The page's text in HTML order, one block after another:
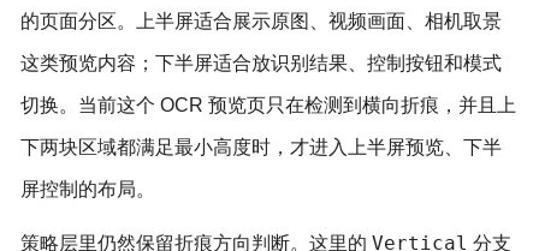
的页面分区。上半屏适合展示原图、视频画面、相机取景
这类预览内容；下半屏适合放识别结果、控制按钮和模式
切换。当前这个 OCR 预览页只在检测到横向折痕，并且上
下两块区域都满足最小高度时，才进入上半屏预览、下半
屏控制的布局。
策略层里仍然保留折痕方向判断。这里的 Vertical 分支